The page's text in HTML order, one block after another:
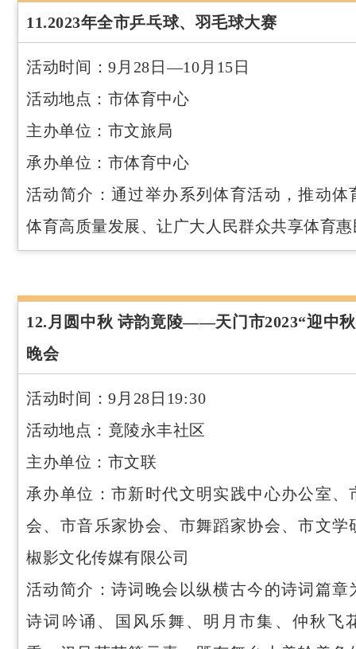
11.2023年全市乒乓球、羽毛球大赛
活动时间：9月28日—10月15日
活动地点：市体育中心
主办单位：市文旅局
承办单位：市体育中心
活动简介：通过举办系列体育活动，推动体
体育高质量发展、让广大人民群众共享体育
12.月圆中秋 诗韵竟陵——天门市2023“迎中
晚会
活动时间：9月28日19:30
活动地点：竟陵永丰社区
主办单位：市文联
承办单位：市新时代文明实践中心办公室、
会、市音乐家协会、市舞蹈家协会、市文学
椒影文化传媒有限公司
活动简介：诗词晚会以纵横古今的诗词篇章
诗词吟诵、国风乐舞、明月市集、仲秋飞